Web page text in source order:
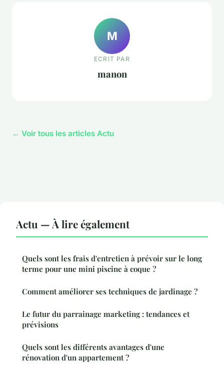
M
ECRIT PAR
manon
← Voir tous les articles Actu
Actu — À lire également
Quels sont les frais d'entretien à prévoir sur le long
terme pour une mini piscine à coque ?
Comment améliorer ses techniques de jardinage ?
Le futur du parrainage marketing : tendances et
prévisions
Quels sont les différents avantages d'une
rénovation d'un appartement ?